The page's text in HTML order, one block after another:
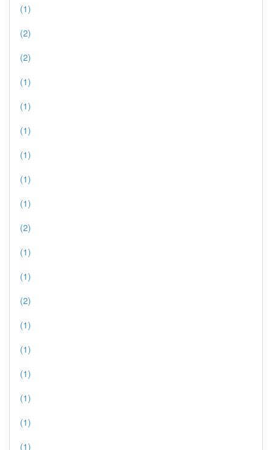
(1)
(2)
(2)
(1)
(1)
(1)
(1)
(1)
(1)
(2)
(1)
(1)
(2)
(1)
(1)
(1)
(1)
(1)
(1)